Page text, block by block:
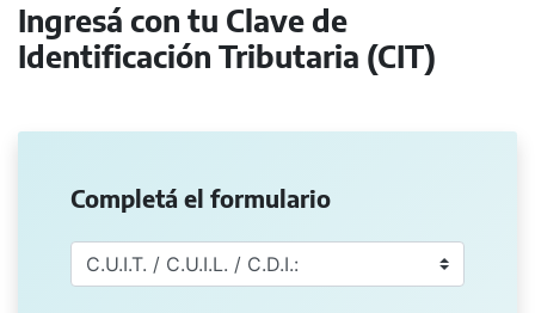
Ingresá con tu Clave de
Identificación Tributaria (CIT)
Completá el formulario